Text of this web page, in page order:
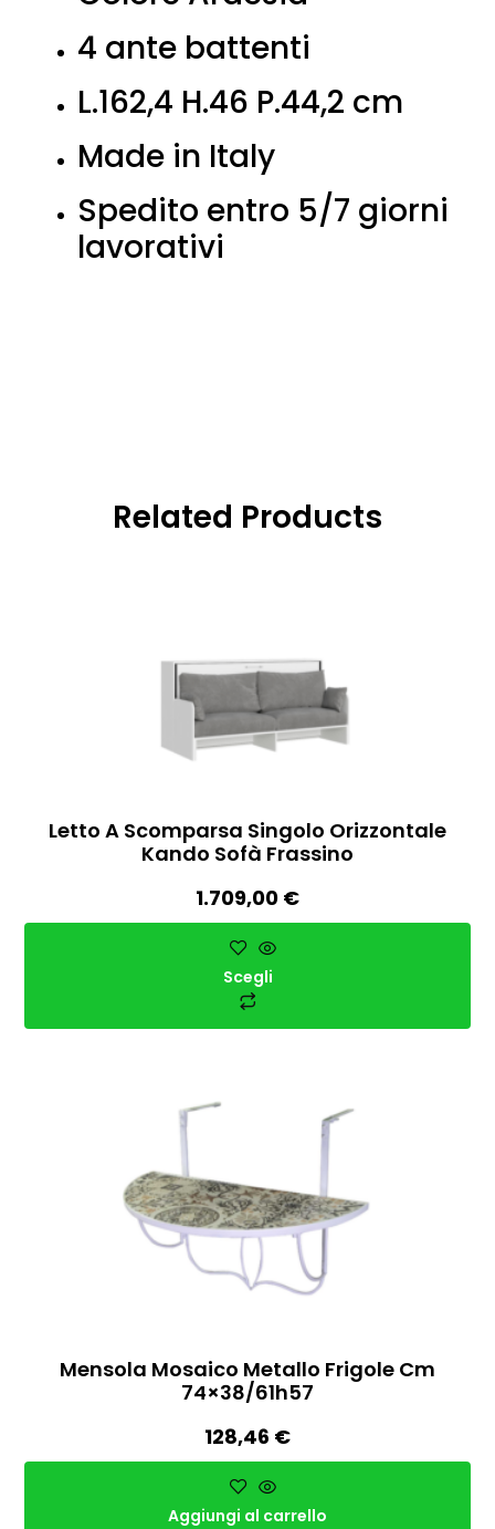
4 ante battenti
L.162,4 H.46 P.44,2 cm
Made in Italy
Spedito entro 5/7 giorni
lavorativi
Related Products
Letto A Scomparsa Singolo Orizzontale
Kando Sofà Frassino
1.709,00 €
Scegli
Mensola Mosaico Metallo Frigole Cm
74×38/61h57
128,46 €
Aggiungi al carrello